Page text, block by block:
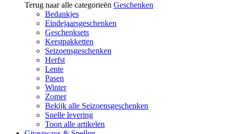
Terug naar alle categorieën Geschenken
Bedankjes
Eindejaarsgeschenken
Geschenksets
Kerstpakketten
Seizoensgeschenken
Herfst
Lente
Pasen
Winter
Zomer
Bekijk alle Seizoensgeschenken
Snelle levering
Toon alle artikelen